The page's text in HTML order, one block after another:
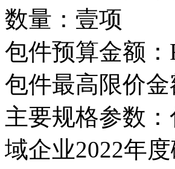
数量：壹项
包件预算金额：
包件最高限价金
主要规格参数
域企业2022年